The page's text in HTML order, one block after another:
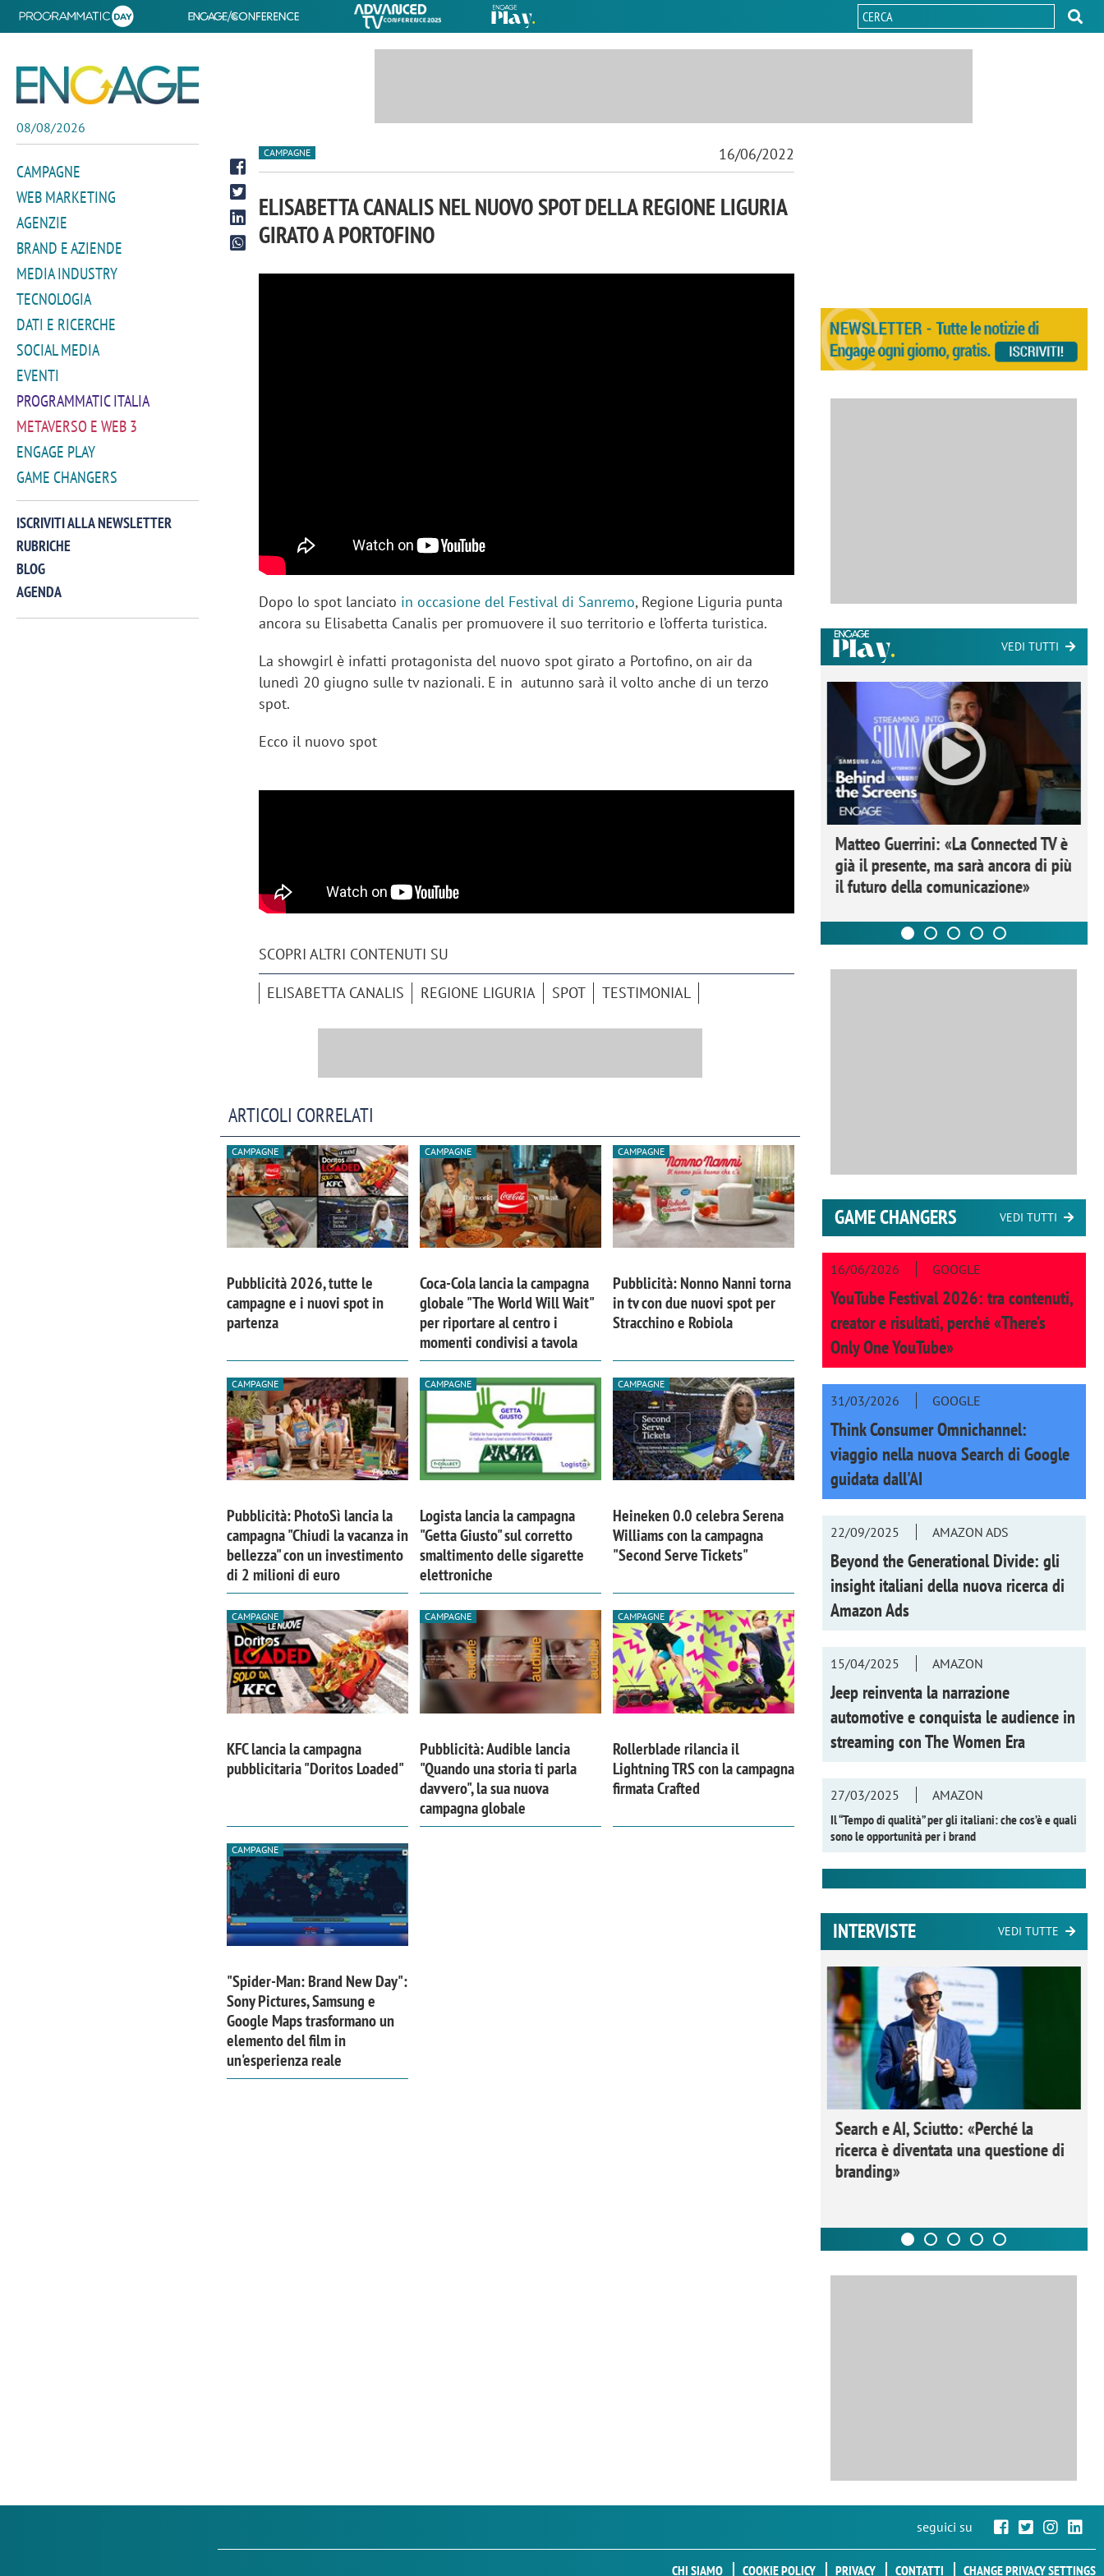
08/08/2026
CAMPAGNE
WEB MARKETING
AGENZIE
BRAND E AZIENDE
MEDIA INDUSTRY
TECNOLOGIA
DATI E RICERCHE
SOCIAL MEDIA
EVENTI
PROGRAMMATIC ITALIA
METAVERSO E WEB 3
ENGAGE PLAY
GAME CHANGERS
ISCRIVITI ALLA NEWSLETTER
RUBRICHE
BLOG
AGENDA
CAMPAGNE 16/06/2022
ELISABETTA CANALIS NEL NUOVO SPOT DELLA REGIONE LIGURIA
GIRATO A PORTOFINO
Dopo lo spot lanciato in occasione del Festival di Sanremo, Regione Liguria punta
ancora su Elisabetta Canalis per promuovere il suo territorio e l’offerta turistica.
La showgirl è infatti protagonista del nuovo spot girato a Portofino, on air da
lunedì 20 giugno sulle tv nazionali. E in autunno sarà il volto anche di un terzo
spot.
Ecco il nuovo spot
SCOPRI ALTRI CONTENUTI SU
ELISABETTA CANALIS REGIONE LIGURIA SPOT TESTIMONIAL
ARTICOLI CORRELATI
CAMPAGNE
Pubblicità 2026, tutte le
campagne e i nuovi spot in
partenza
CAMPAGNE
Coca-Cola lancia la campagna
globale "The World Will Wait"
per riportare al centro i
momenti condivisi a tavola
CAMPAGNE
Pubblicità: Nonno Nanni torna
in tv con due nuovi spot per
Stracchino e Robiola
CAMPAGNE
Pubblicità: PhotoSì lancia la
campagna "Chiudi la vacanza in
bellezza" con un investimento
di 2 milioni di euro
CAMPAGNE
Logista lancia la campagna
"Getta Giusto" sul corretto
smaltimento delle sigarette
elettroniche
CAMPAGNE
Heineken 0.0 celebra Serena
Williams con la campagna
"Second Serve Tickets"
CAMPAGNE
KFC lancia la campagna
pubblicitaria "Doritos Loaded"
CAMPAGNE
Pubblicità: Audible lancia
"Quando una storia ti parla
davvero", la sua nuova
campagna globale
CAMPAGNE
Rollerblade rilancia il
Lightning TRS con la campagna
firmata Crafted
CAMPAGNE
"Spider-Man: Brand New Day":
Sony Pictures, Samsung e
Google Maps trasformano un
elemento del film in
un'esperienza reale
VEDI TUTTI
crescere»
Matteo Guerrini: «La Connected TV è
già il presente, ma sarà ancora di più
il futuro della comunicazione»
GAME CHANGERS VEDI TUTTI
16/06/2026 GOOGLE
YouTube Festival 2026: tra contenuti,
creator e risultati, perché «There’s
Only One YouTube»
31/03/2026 GOOGLE
Think Consumer Omnichannel:
viaggio nella nuova Search di Google
guidata dall'AI
22/09/2025 AMAZON ADS
Beyond the Generational Divide: gli
insight italiani della nuova ricerca di
Amazon Ads
15/04/2025 AMAZON
Jeep reinventa la narrazione
automotive e conquista le audience in
streaming conThe Women Era
27/03/2025
AMAZON
Il “Tempo di qualità” per gli italiani: che cos’è e quali
sono le opportunità per i brand
INTERVISTE VEDI TUTTE
Search e AI, Sciutto: «Perché la
ricerca è diventata una questione di
branding»
seguici su
CHI SIAMO COOKIE POLICY PRIVACY CONTATTI CHANGE PRIVACY SETTINGS